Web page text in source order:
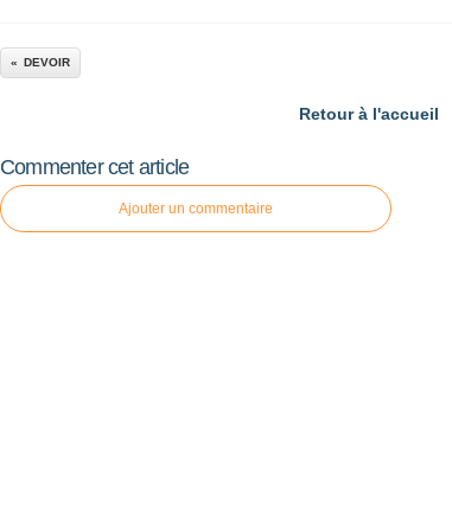
DEVOIR
Retour à l'accueil
Commenter cet article
Ajouter un commentaire